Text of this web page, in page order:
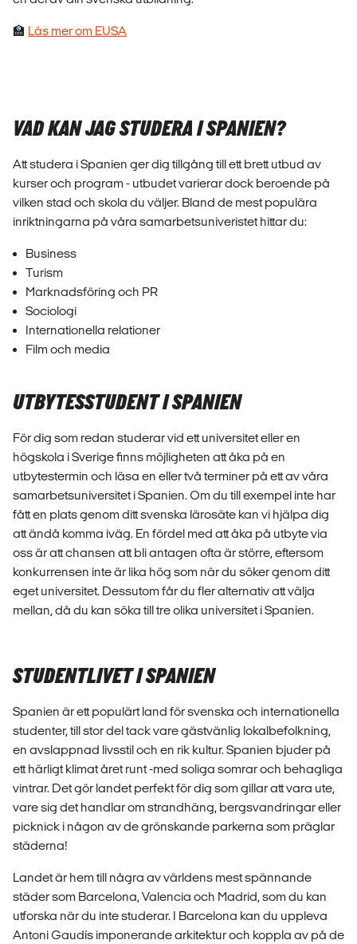
🏫 Läs mer om EUSA
VAD KAN JAG STUDERA I SPANIEN?
Att studera i Spanien ger dig tillgång till ett brett utbud av
kurser och program - utbudet varierar dock beroende på
vilken stad och skola du väljer. Bland de mest populära
inriktningarna på våra samarbetsuniveristet hittar du:
Business
Turism
Marknadsföring och PR
Sociologi
Internationella relationer
Film och media
UTBYTESSTUDENT I SPANIEN
För dig som redan studerar vid ett universitet eller en
högskola i Sverige finns möjligheten att åka på en
utbytestermin och läsa en eller två terminer på ett av våra
samarbetsuniversitet i Spanien. Om du till exempel inte har
fått en plats genom ditt svenska lärosäte kan vi hjälpa dig
att ändå komma iväg. En fördel med att åka på utbyte via
oss är att chansen att bli antagen ofta är större, eftersom
konkurrensen inte är lika hög som när du söker genom ditt
eget universitet. Dessutom får du fler alternativ att välja
mellan, då du kan söka till tre olika universitet i Spanien.
STUDENTLIVET I SPANIEN
Spanien är ett populärt land för svenska och internationella
studenter, till stor del tack vare gästvänlig lokalbefolkning,
en avslappnad livsstil och en rik kultur. Spanien bjuder på
ett härligt klimat året runt -med soliga somrar och behagliga
vintrar. Det gör landet perfekt för dig som gillar att vara ute,
vare sig det handlar om strandhäng, bergsvandringar eller
picknick i någon av de grönskande parkerna som präglar
städerna!
Landet är hem till några av världens mest spännande
städer som Barcelona, Valencia och Madrid, som du kan
utforska när du inte studerar. I Barcelona kan du uppleva
Antoni Gaudís imponerande arkitektur och koppla av på de